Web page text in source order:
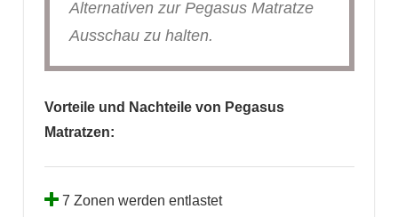
Alternativen zur Pegasus Matratze
Ausschau zu halten.
Vorteile und Nachteile von Pegasus
Matratzen:
7 Zonen werden entlastet